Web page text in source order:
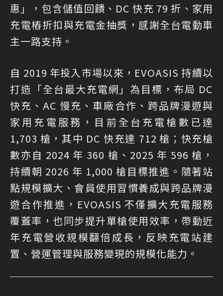
惠」，包含儲值回饋、DC 快充 79 折、家用
充電樁折扣與充電金抽獎，感謝全台電動車
主一路支持。
自 2019 年投入市場以來，EVOASIS 持續以
打造「全台最大充電網」為目標，布局 DC
快充、AC 慢充、車廠合作、跨品牌漫遊與
家用充電服務，目前全台充電槍數已達
1,703 槍，其中 DC 快充達 712 槍；快充槍
數亦自 2024 年 360 槍、2025 年 596 槍，
持續朝 2026 年 1,000 槍目標推進。隨著站
點規模擴大、會員使用習慣養成與跨品牌漫
遊合作推進，EVOASIS 不僅擴大充電服務
覆蓋率，也同步提升單槍使用效率，帶動近
年充電營收規模翻倍成長，反映充電站建
置、營運管理與服務變現的規模化能力。